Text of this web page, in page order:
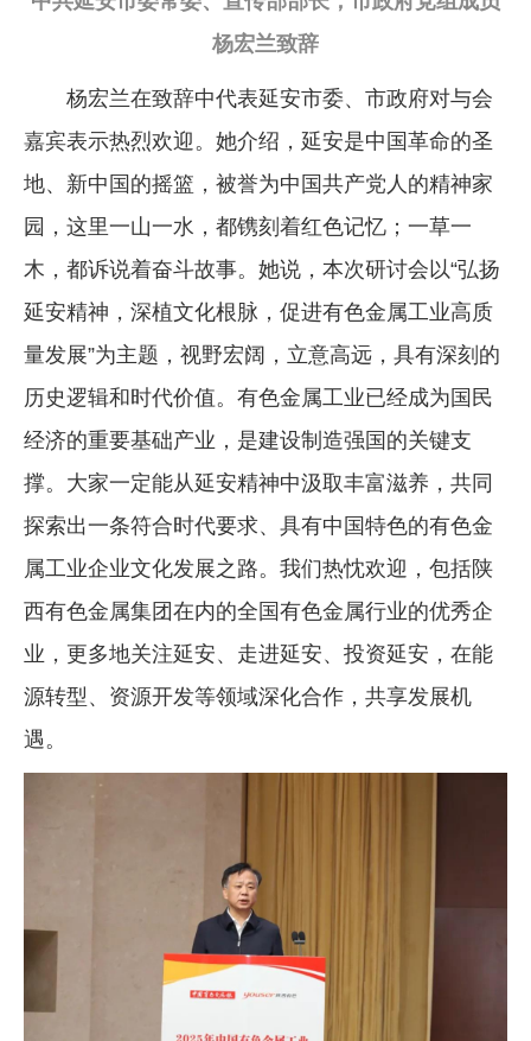
杨宏兰致辞
杨宏兰在致辞中代表延安市委、市政府对与会
嘉宾表示热烈欢迎。她介绍，延安是中国革命的圣
地、新中国的摇篮，被誉为中国共产党人的精神家
园，这里一山一水，都镌刻着红色记忆；一草一
木，都诉说着奋斗故事。她说，本次研讨会以“弘扬
延安精神，深植文化根脉，促进有色金属工业高质
量发展”为主题，视野宏阔，立意高远，具有深刻的
历史逻辑和时代价值。有色金属工业已经成为国民
经济的重要基础产业，是建设制造强国的关键支
撑。大家一定能从延安精神中汲取丰富滋养，共同
探索出一条符合时代要求、具有中国特色的有色金
属工业企业文化发展之路。我们热忱欢迎，包括陕
西有色金属集团在内的全国有色金属行业的优秀企
业，更多地关注延安、走进延安、投资延安，在能
源转型、资源开发等领域深化合作，共享发展机
遇。